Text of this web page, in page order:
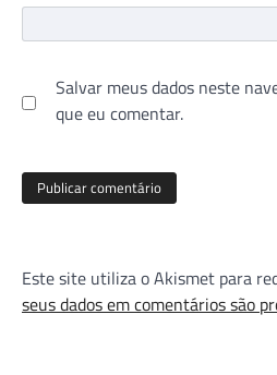
Salvar meus dados neste
que eu comentar.
Este site utiliza o Akismet para
seus dados em comentários são